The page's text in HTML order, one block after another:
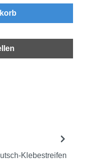
Klebestreifen